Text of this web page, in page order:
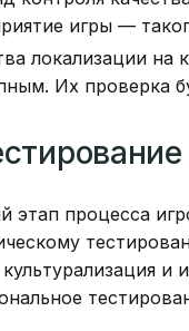
игры —
локализации на
Их проверка
процесса
и